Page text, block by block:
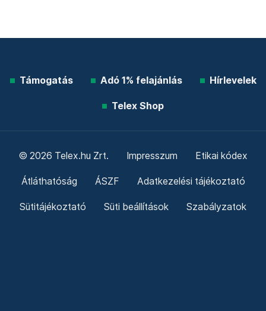
Támogatás Adó 1% felajánlás Hírlevelek
Telex Shop
© 2026 Telex.hu Zrt. Impresszum Etikai kódex
Átláthatóság ÁSZF Adatkezelési tájékoztató
Sütitájékoztató Süti beállítások Szabályzatok